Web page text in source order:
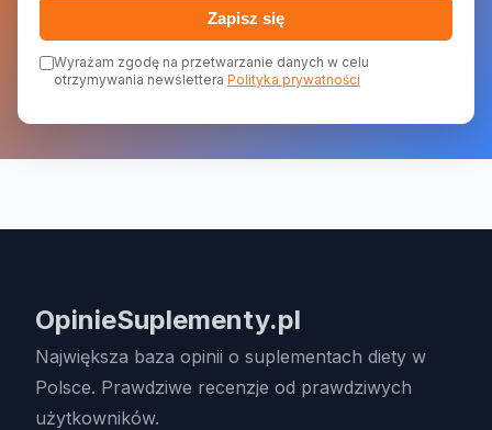
Zapisz się
Wyrażam zgodę na przetwarzanie danych w celu
otrzymywania newslettera Polityka prywatności
OpinieSuplementy.pl
Największa baza opinii o suplementach diety w
Polsce. Prawdziwe recenzje od prawdziwych
użytkowników.